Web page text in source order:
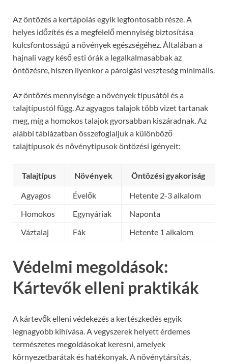
Az öntözés a kertápolás egyik legfontosabb része. A
helyes időzítés és a megfelelő mennyiség biztosítása
kulcsfontosságú a növények egészségéhez. Általában a
hajnali vagy késő esti órák a legalkalmasabbak az
öntözésre, hiszen ilyenkor a párolgási veszteség minimális.
Az öntözés mennyisége a növények típusától és a
talajtípustól függ. Az agyagos talajok több vizet tartanak
meg, míg a homokos talajok gyorsabban kiszáradnak. Az
alábbi táblázatban összefoglaljuk a különböző
talajtípusok és növénytípusok öntözési igényeit:
Talajtípus Növények Öntözési gyakoriság
Agyagos Évelők
Hetente 2-3 alkalom
Homokos
Egynyáriak
Naponta
Váztalaj
Fák Hetente 1 alkalom
Védelmi megoldások:
Kártevők elleni praktikák
A kártevők elleni védekezés a kertészkedés egyik
legnagyobb kihívása. A vegyszerek helyett érdemes
természetes megoldásokat keresni, amelyek
környezetbarátak és hatékonyak. A növénytársítás,